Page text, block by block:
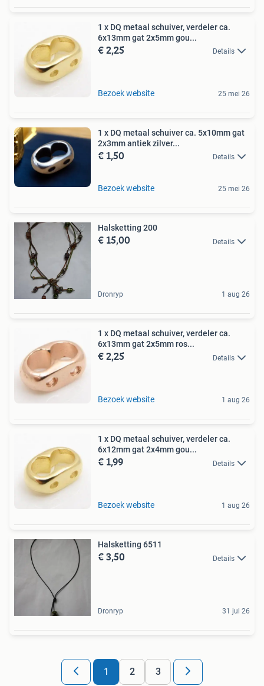
1 x DQ metaal schuiver, verdeler ca.
6x13mm gat 2x5mm gou...
€ 2,25 Details
Bezoek website 25 mei 26
1 x DQ metaal schuiver ca. 5x10mm gat
2x3mm antiek zilver...
€ 1,50 Details
Bezoek website 25 mei 26
Halsketting 200
€ 15,00 Details
Dronryp 1 aug 26
1 x DQ metaal schuiver, verdeler ca.
6x13mm gat 2x5mm ros...
€ 2,25 Details
Bezoek website 1 aug 26
1 x DQ metaal schuiver, verdeler ca.
6x12mm gat 2x4mm gou...
€ 1,99 Details
Bezoek website 1 aug 26
Halsketting 6511
€ 3,50 Details
Dronryp 31 jul 26
1 2 3